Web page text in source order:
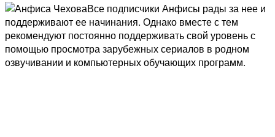
Все подписчики Анфисы рады за нее и
поддерживают ее начинания. Однако вместе с тем
рекомендуют постоянно поддерживать свой уровень с
помощью просмотра зарубежных сериалов в родном
озвучивании и компьютерных обучающих программ.